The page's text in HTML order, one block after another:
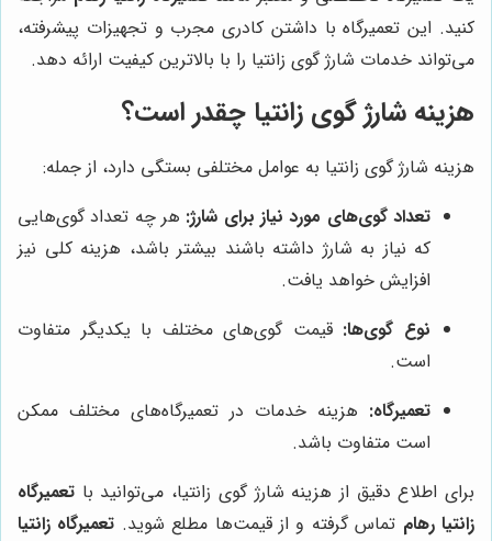
کنید. این تعمیرگاه با داشتن کادری مجرب و تجهیزات پیشرفته،
می‌تواند خدمات شارژ گوی زانتیا را با بالاترین کیفیت ارائه دهد.
هزینه شارژ گوی زانتیا چقدر است؟
هزینه شارژ گوی زانتیا به عوامل مختلفی بستگی دارد، از جمله:
تعداد گوی‌های مورد نیاز برای شارژ: هر چه تعداد گوی‌هایی
که نیاز به شارژ داشته باشند بیشتر باشد، هزینه کلی نیز
افزایش خواهد یافت.
نوع گوی‌ها: قیمت گوی‌های مختلف با یکدیگر متفاوت
است.
تعمیرگاه: هزینه خدمات در تعمیرگاه‌های مختلف ممکن
است متفاوت باشد.
برای اطلاع دقیق از هزینه شارژ گوی زانتیا، می‌توانید با تعمیرگاه
زانتیا رهام تماس گرفته و از قیمت‌ها مطلع شوید. تعمیرگاه زانتیا